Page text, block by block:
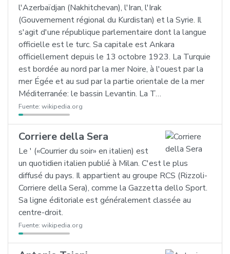
l'Azerbaïdjan (Nakhitchevan), l'Iran, l'Irak
(Gouvernement régional du Kurdistan) et la Syrie. Il
s'agit d'une république parlementaire dont la langue
officielle est le turc. Sa capitale est Ankara
officiellement depuis le 13 octobre 1923. La Turquie
est bordée au nord par la mer Noire, à l'ouest par la
mer Égée et au sud par la partie orientale de la mer
Méditerranée: le bassin Levantin. La T…
Fuente: wikipedia.org
Corriere della Sera
Le ' («Courrier du soir» en italien) est
un quotidien italien publié à Milan. C'est le plus
diffusé du pays. Il appartient au groupe RCS (Rizzoli-
Corriere della Sera), comme la Gazzetta dello Sport.
Sa ligne éditoriale est généralement classée au
centre-droit.
Fuente: wikipedia.org